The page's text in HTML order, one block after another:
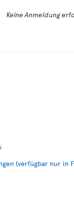
Keine Anmeldung
(verfügbar nur in